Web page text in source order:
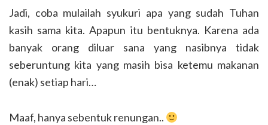
Jadi, coba mulailah syukuri apa yang sudah Tuhan
kasih sama kita. Apapun itu bentuknya. Karena ada
banyak orang diluar sana yang nasibnya tidak
seberuntung kita yang masih bisa ketemu makanan
(enak) setiap hari…
Maaf, hanya sebentuk renungan..